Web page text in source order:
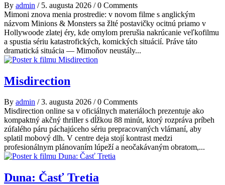
By admin / 5. augusta 2026 /0 Comments
Mimoni znova menia prostredie: v novom filme s anglickým
názvom Minions & Monsters sa žlté postavičky ocitnú priamo v
Hollywoode zlatej éry, kde omylom prerušia nakrúcanie veľkofilmu
a spustia sériu katastrofických, komických situácií. Práve táto
dramatická situácia — Mimoňov neustály...
Misdirection
By admin /3. augusta 2026 /0 Comments
Misdirection online sa v oficiálnych materiáloch prezentuje ako
kompaktný akčný thriller s dĺžkou 88 minút, ktorý rozpráva príbeh
zúfalého páru páchajúceho sériu prepracovaných vlámaní, aby
splatil mobový dlh. V centre deja stojí kontrast medzi
profesionálnym plánovaním lúpeží a neočakávaným obratom,...
Duna: Časť Tretia